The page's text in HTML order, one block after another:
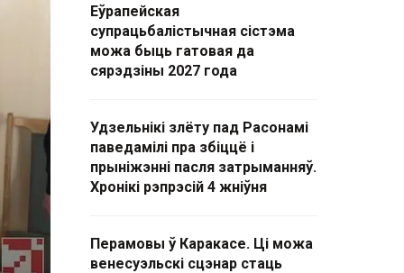
Еўрапейская
супрацьбалістычная сістэма
можа быць гатовая да
сярэдзіны 2027 года
Удзельнікі злёту пад Расонамі
паведамілі пра збіццё і
прыніжэнні пасля затрыманняў.
Хронікі рэпрэсій 4 жніўня
Перамовы ў Каракасе. Ці можа
венесуэльскі сцэнар стаць